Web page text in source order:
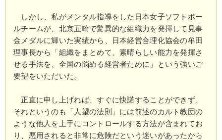
しかし、私がメンタル指導をした日本女子ソフトボー
ルチームが、北京五輪で驚異的な組織力を発揮して見事
金メダルに輝いた実績から、日本経営合理化協会の牟田
理事長から「組織をまとめて、素晴らしい能力を発揮さ
せる手法を、全国の悩める経営者ために」という強いご
要望をいただいた。
正直に申し上げれば、すぐに快諾することができず、
それというのも「人望の法則」には前述のカルト教団の
ような他人を上手にコントロールする方法が含まれてお
り、悪用されると非常に危険だという迷いがあったから